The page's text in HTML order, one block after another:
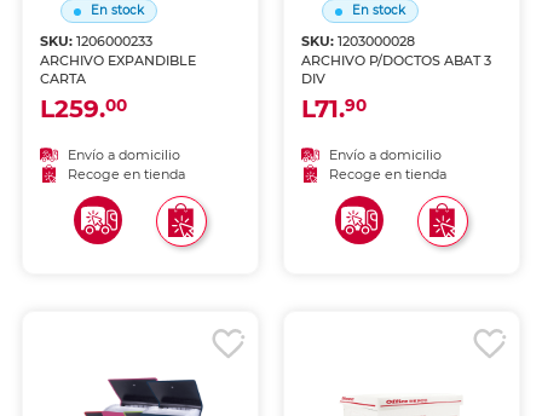
En stock
SKU:1206000233
ARCHIVO EXPANDIBLE
CARTA
L259.00
Envío a domicilio
Recoge en tienda
En stock
SKU: 1203000028
ARCHIVO P/DOCTOS ABAT 3
DIV
L71.90
Envío a domicilio
Recoge en tienda